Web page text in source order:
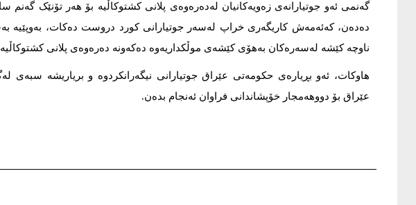
دەدەن، کەئەمەش کاریگەری خراپ لەسەر جوتیارانی کورد دروست دەکات، بەوپێیە
ناوچە کێشە لەسەرەکان بەهۆی کێشەی موڵکداریەوە دەکەونە دەرەوەی پلانی
هاوکات، ئەو بڕیارەی حکومەتی عێراق جوتیارانی نیگەرانکردوە و بریاریشە سبەی
عێراق بۆ دووهەمجار خۆپشاندانی فراوان ئەنجام بدەن.